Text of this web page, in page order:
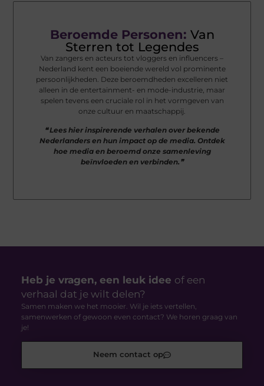
Beroemde Personen: Van
Sterren tot Legendes
Van zangers en acteurs tot vloggers en influencers –
Nederland kent een boeiende wereld vol prominente
persoonlijkheden. Deze beroemdheden excelleren niet
alleen in de entertainment- en mode-industrie, maar
spelen tevens een cruciale rol in het vormgeven van
onze cultuur en maatschappij.
❝ Lees hier inspirerende verhalen over bekende
Nederlanders en hun impact op de media. Ontdek
hoe media en beroemd onze samenleving
beïnvloeden en verbinden.❞
Heb je vragen, een leuk idee of een
verhaal dat je wilt delen?
Samen maken we het mooier. Wil je iets vertellen,
samenwerken of gewoon even contact? We horen graag van
je!
Neem contact op